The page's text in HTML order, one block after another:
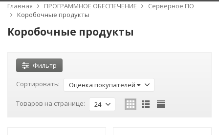
Главная ПРОГРАММНОЕ ОБЕСПЕЧЕНИЕ
Серверное ПО
Коробочные продукты
Коробочные продукты
Фильтр
Сортировать: Оценка покупателей
Товаров на странице: 24